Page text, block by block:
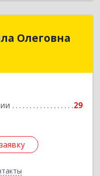
Олеговна
29
ул, дом №